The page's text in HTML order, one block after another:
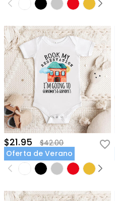
$21.95
$42.00
Oferta de Verano